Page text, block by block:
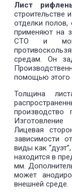
Лист
строительстве
отделки полов,
применяют на
СТО и
средам. Он
помощью этого
Толщина
производство
Лицевая
зависимости
виды как
находится в
мм.
может
внешней среде.